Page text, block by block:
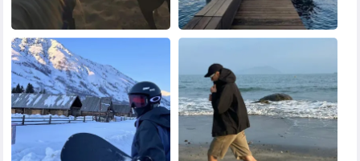
卡通动漫
黑白头像
其他头像